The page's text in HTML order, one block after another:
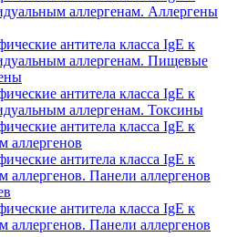
аллергенам. Аллергены
антитела класса IgE к
аллергенам. Пищевые
антитела класса IgE к
аллергенам. Токсины
антитела класса IgE к
аллергенов
антитела класса IgE к
аллергенов. Панели аллергенов
антитела класса IgE к
аллергенов. Панели аллергенов